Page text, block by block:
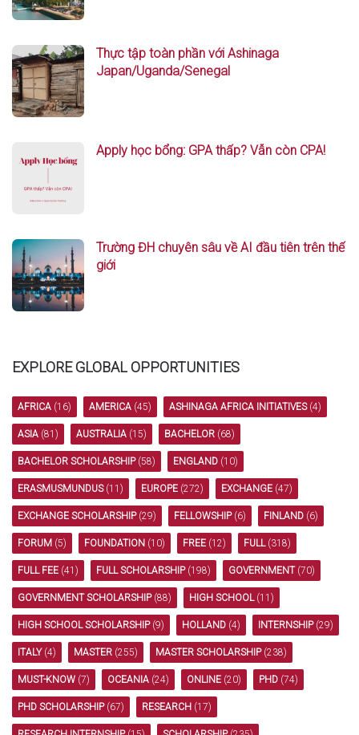
Thực tập toàn phần với Ashinaga
Japan/Uganda/Senegal
Apply học bổng: GPA thấp? Vẫn còn CPA!
Trường ĐH chuyên sâu về AI đầu tiên trên thế
giới
EXPLORE GLOBAL OPPORTUNITIES
AFRICA (16) AMERICA (45) ASHINAGA AFRICA INITIATIVES(4)
ASIA (81) AUSTRALIA (15) BACHELOR (68)
BACHELOR SCHOLARSHIP(58) ENGLAND (10)
ERASMUSMUNDUS(11) EUROPE (272) EXCHANGE (47)
EXCHANGE SCHOLARSHIP(29) FELLOWSHIP(6) FINLAND (6)
FORUM (5) FOUNDATION (10) FREE (12) FULL(318)
FULL FEE (41) FULL SCHOLARSHIP(198) GOVERNMENT(70)
GOVERNMENT SCHOLARSHIP(88) HIGH SCHOOL(11)
HIGH SCHOOL SCHOLARSHIP(9) HOLLAND (4) INTERNSHIP(29)
ITALY(4) MASTER (255) MASTER SCHOLARSHIP(238)
MUST-KNOW (7) OCEANIA (24) ONLINE (20) PHD (74)
PHD SCHOLARSHIP(67) RESEARCH (17)